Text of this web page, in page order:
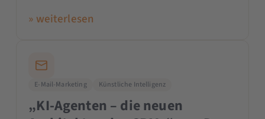
» weiterlesen
E-Mail-Marketing Künstliche Intelligenz
„KI-Agenten – die neuen